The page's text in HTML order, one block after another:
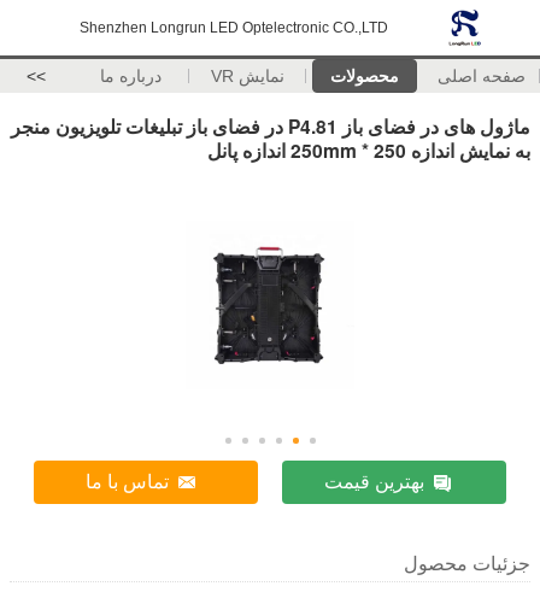
Shenzhen Longrun LED Optelectronic CO.,LTD
صفحه اصلی محصولات نمایش VR درباره ما >>
ماژول های در فضای باز P4.81 در فضای باز تبلیغات تلویزیون منجر
به نمایش اندازه 250 * 250mm اندازه پانل
بهترین قیمت تماس با ما
جزئیات محصول